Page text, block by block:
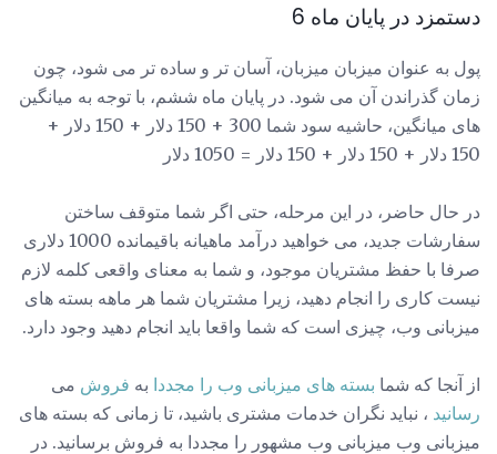
دستمزد در پایان ماه 6
پول به عنوان میزبان میزبان، آسان تر و ساده تر می شود، چون
زمان گذراندن آن می شود. در پایان ماه ششم، با توجه به میانگین
های میانگین، حاشیه سود شما 300 + 150 دلار + 150 دلار +
150 دلار + 150 دلار + 150 دلار = 1050 دلار
در حال حاضر، در این مرحله، حتی اگر شما متوقف ساختن
سفارشات جدید، می خواهید درآمد ماهیانه باقیمانده 1000 دلاری
صرفا با حفظ مشتریان موجود، و شما به معنای واقعی کلمه لازم
نیست کاری را انجام دهید، زیرا مشتریان شما هر ماهه بسته های
میزبانی وب، چیزی است که شما واقعا باید انجام دهید وجود دارد.
از آنجا که شما بسته های میزبانی وب را مجددا به فروش می
رسانید ، نباید نگران خدمات مشتری باشید، تا زمانی که بسته های
میزبانی وب میزبانی وب مشهور را مجددا به فروش برسانید. در